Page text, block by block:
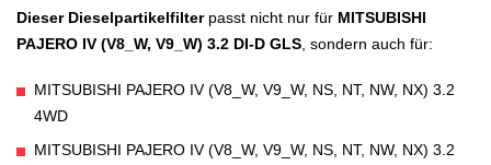
Dieser Dieselpartikelfilterpasst nicht nur für MITSUBISHI
PAJERO IV (V8_W, V9_W) 3.2 DI-D GLS, sondern auch für:
MITSUBISHI PAJERO IV (V8_W, V9_W, NS, NT, NW, NX) 3.2
4WD
MITSUBISHI PAJERO IV (V8_W, V9_W, NS, NT, NW, NX) 3.2